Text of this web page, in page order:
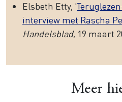
Elsbeth Etty, '
interview met Rascha
Handelsblad, 19 maart
Meer